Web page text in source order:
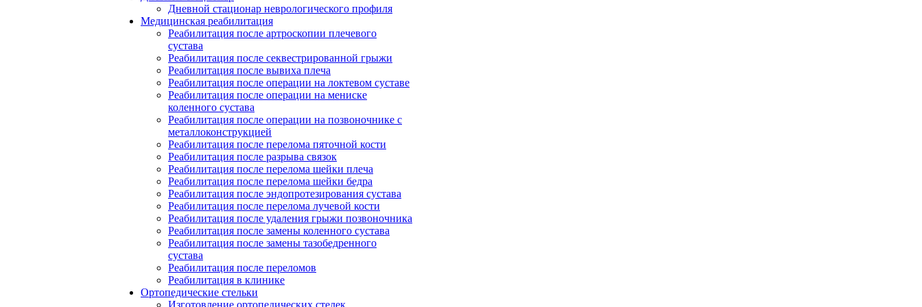
Дневной стационар неврологического профиля
Медицинская реабилитация
Реабилитация после артроскопии плечевого
сустава
Реабилитация после секвестрированной грыжи
Реабилитация после вывиха плеча
Реабилитация после операции на локтевом суставе
Реабилитация после операции на мениске
коленного сустава
Реабилитация после операции на позвоночнике с
металлоконструкцией
Реабилитация после перелома пяточной кости
Реабилитация после разрыва связок
Реабилитация после перелома шейки плеча
Реабилитация после перелома шейки бедра
Реабилитация после эндопротезирования сустава
Реабилитация после перелома лучевой кости
Реабилитация после удаления грыжи позвоночника
Реабилитация после замены коленного сустава
Реабилитация после замены тазобедренного
сустава
Реабилитация после переломов
Реабилитация в клинике
Ортопедические стельки
Изготовление ортопедических стелек